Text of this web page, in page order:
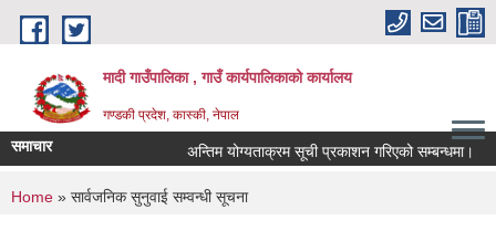
Skip to main content
मादी गाउँपालिका , गाउँ कार्यपालिकाको कार्यालय
गण्डकी प्रदेश, कास्की, नेपाल
समाचार अन्तिम योग्यताक्रम सूची प्रकाशन गरिएको सम्बन्धमा।
You are here
Home » सार्वजनिक सुनुवाई सम्वन्धी सूचना